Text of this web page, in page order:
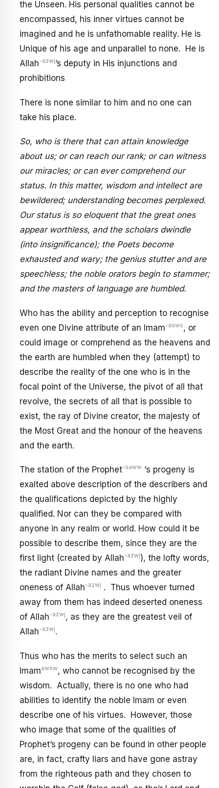
the Unseen. His personal qualities cannot be
encompassed, his inner virtues cannot be
imagined and he is unfathomable reality. He is
Unique of his age and unparallel to none. He is
Allah-azwj’s deputy in His injunctions and
prohibitions
There is none similar to him and no one can
take his place.
So, who is there that can attain knowledge
about us; or can reach our rank; or can witness
our miracles; or can ever comprehend our
status. In this matter, wisdom and intellect are
bewildered; understanding becomes perplexed.
Our status is so eloquent that the great ones
appear worthless, and the scholars dwindle
(into insignificance); the Poets become
exhausted and wary; the genius stutter and are
speechless; the noble orators begin to stammer;
and the masters of language are humbled.
Who has the ability and perception to recognise
even one Divine attribute of an Imam-asws, or
could image or comprehend as the heavens and
the earth are humbled when they (attempt) to
describe the reality of the one who is in the
focal point of the Universe, the pivot of all that
revolve, the secrets of all that is possible to
exist, the ray of Divine creator, the majesty of
the Most Great and the honour of the heavens
and the earth.
The station of the Prophet-saww ‘s progeny is
exalted above description of the describers and
the qualifications depicted by the highly
qualified. Nor can they be compared with
anyone in any realm or world. How could it be
possible to describe them, since they are the
first light (created by Allah-azwj), the lofty words,
the radiant Divine names and the greater
oneness of Allah-azwj . Thus whoever turned
away from them has indeed deserted oneness
of Allah-azwj, as they are the greatest veil of
Allah-azwj.
Thus who has the merits to select such an
Imamawsw, who cannot be recognised by the
wisdom. Actually, there is no one who had
abilities to identify the noble Imam or even
describe one of his virtues. However, those
who image that some of the qualities of
Prophet’s progeny can be found in other people
are, in fact, crafty liars and have gone astray
from the righteous path and they chosen to